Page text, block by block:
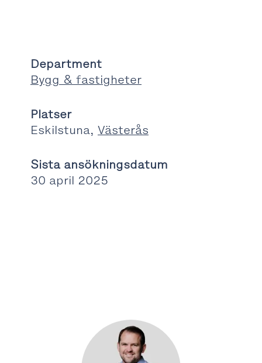
Department
Bygg & fastigheter
Platser
Eskilstuna, Västerås
Sista ansökningsdatum
30 april 2025